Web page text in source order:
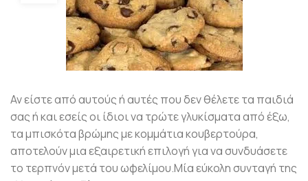
Αν είστε από αυτούς ή αυτές που δεν θέλετε τα παιδιά
σας ή και εσείς οι ίδιοι να τρώτε γλυκίσματα από έξω,
τα μπισκότα βρώμης με κομμάτια κουβερτούρα,
αποτελούν μια εξαιρετική επιλογή για να συνδυάσετε
το τερπνόν μετά του ωφελίμου.Μία εύκολη συνταγή της